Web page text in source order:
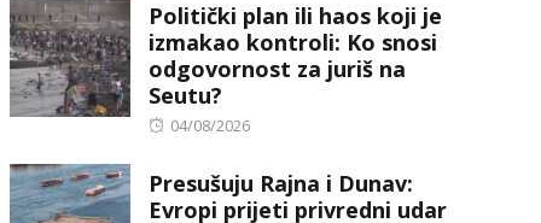
Politički plan ili haos koji je
izmakao kontroli: Ko snosi
odgovornost za juriš na
Seutu?
Posted
04/08/2026
Presušuju Rajna i Dunav:
Evropi prijeti privredni udar